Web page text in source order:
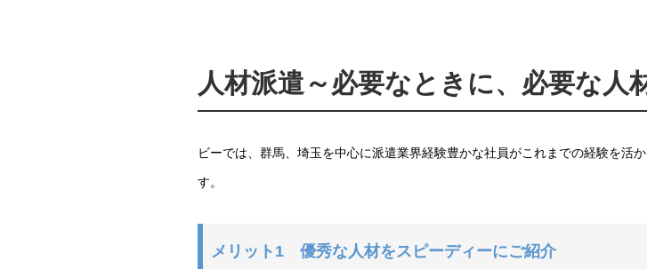
人材派遣～必要なときに、必要な人
ビーでは、群馬、埼玉を中心に派遣業界経験豊かな社員がこれまでの経験を活
す。
メリット1 優秀な人材をスピーディーにご紹介